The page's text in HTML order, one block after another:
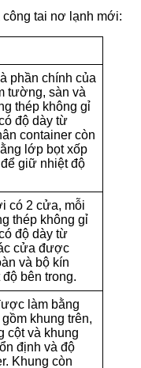
tai nơ lạnh mới:
phần chính của
tường, sàn và
thép không gỉ
độ dày từ
container còn
lớp bọt xốp
giữ nhiệt độ
có 2 cửa, mỗi
thép không gỉ
độ dày từ
cửa được
và bộ kín
bên trong.
làm bằng
khung trên,
cột và khung
định và độ
Khung còn